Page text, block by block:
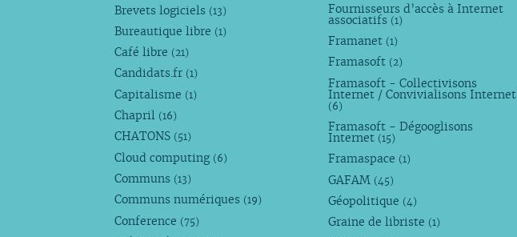
Brevets logiciels (13)
Bureautique libre (1)
Café libre (21)
Candidats.fr (1)
Capitalisme (1)
Chapril (16)
CHATONS (51)
Cloud computing (6)
Communs (13)
Communs numériques (19)
Conference (75)
Fournisseurs d’accès à Internet
associatifs (1)
Framanet (1)
Framasoft (2)
Framasoft - Collectivisons
Internet / Convivialisons Internet
(6)
Framasoft - Dégooglisons
Internet (15)
Framaspace (1)
GAFAM (45)
Géopolitique (4)
Graine de libriste (1)